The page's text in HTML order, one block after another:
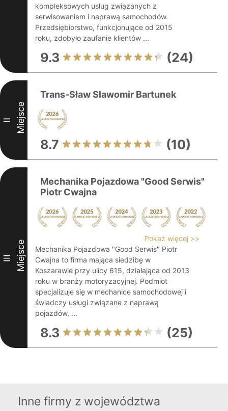
kompleksowych usług związanych z
serwisowaniem i naprawą samochodów.
Przedsiębiorstwo, funkcjonujące od 2015
roku, zdobyło zaufanie klientów ...
9.3 (24)
II Miejsce
Trans-Sław Sławomir Bartunek
8.7 (10)
III Miejsce
Mechanika Pojazdowa "Good Serwis"
Piotr Cwajna
Pokaż więcej >>
Mechanika Pojazdowa "Good Serwis" Piotr
Cwajna to firma mająca siedzibę w
Koszarawie przy ulicy 615, działająca od 2013
roku w branży motoryzacyjnej. Podmiot
specjalizuje się w mechanice samochodowej i
świadczy usługi związane z naprawą
pojazdów, ...
8.3 (25)
Inne firmy z województwa